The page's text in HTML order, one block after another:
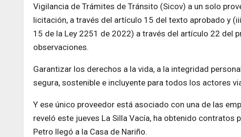
Vigilancia de Trámites de Tránsito (Sicov) a un solo
licitación, a través del artículo 15 del texto aprobado y
15 de la Ley 2251 de 2022) a través del artículo 22 del
observaciones.
Garantizar los derechos a la vida, a la integridad
segura, sostenible e incluyente para todos los actores
Y ese único proveedor está asociado con una de las
reveló este jueves La Silla Vacía, ha obtenido
Petro llegó a la Casa de Nariño.